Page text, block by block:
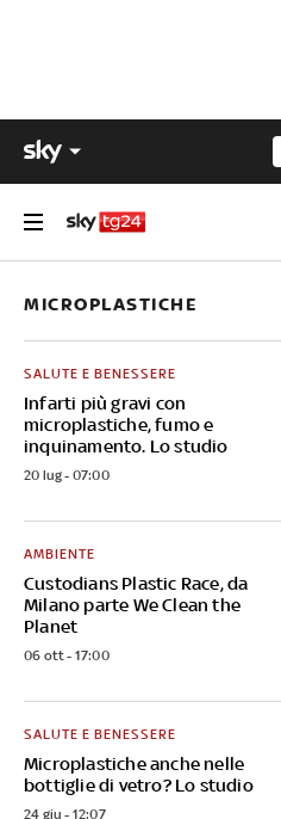
MICROPLASTICHE
Infarti più gravi con
microplastiche, fumo e
inquinamento. Lo studio
SALUTE E BENESSERE
20 lug - 07:00
Custodians Plastic Race, da
Milano parte We Clean the
Planet
AMBIENTE
06 ott - 17:00
Microplastiche anche nelle
bottiglie di vetro? Lo studio
SALUTE E BENESSERE
24 giu - 12:07